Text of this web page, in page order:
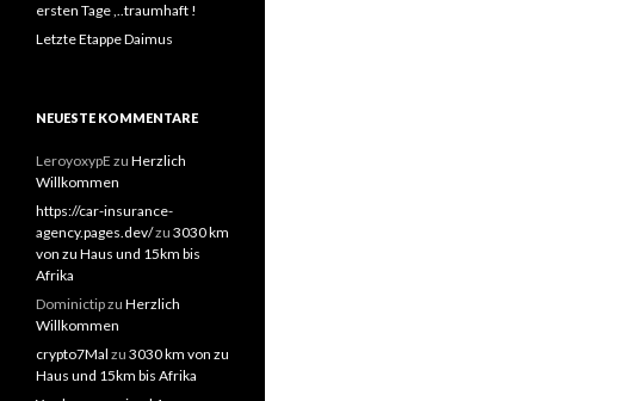
ersten Tage ,..traumhaft !
Letzte Etappe Daimus
NEUESTE KOMMENTARE
LeroyoxypE zu Herzlich
Willkommen
https://car-insurance-
agency.pages.dev/zu 3030 km
von zu Haus und 15km bis
Afrika
Dominictipzu Herzlich
Willkommen
crypto7Mal zu 3030 km von zu
Haus und 15km bis Afrika